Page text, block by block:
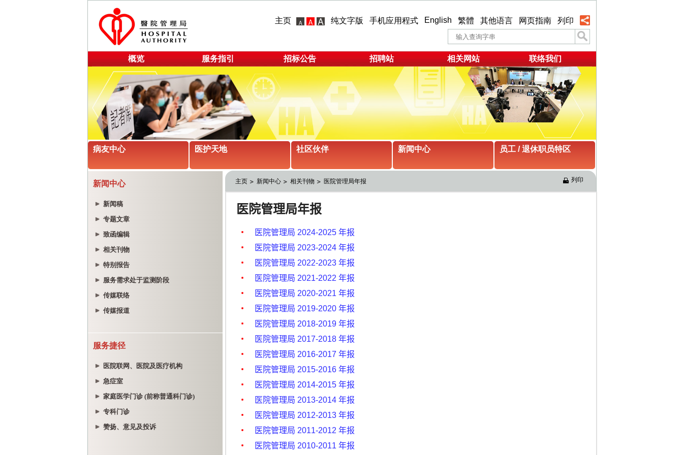
主页 纯文字版 手机应用程式 English 繁體 其他语言 网页指南 列印
概览 服务指引 招标公告 招聘站 相关网站 联络我们
病友中心 医护天地 社区伙伴 新闻中心 员工 / 退休职员特区
新闻中心
新闻稿
专题文章
致函编辑
相关刊物
特别报告
服务需求处于监测阶段
传媒联络
传媒报道
服务捷径
医院联网、医院及医疗机构
急症室
家庭医学门诊 (前称普通科门诊)
专科门诊
赞扬、意见及投诉
主页 新闻中心 相关刊物 医院管理局年报 列印